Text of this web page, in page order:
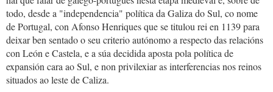
todo, desde a "independencia" política da Galiza do Sul, co nome
de Portugal, con Afonso Henriques que se titulou rei en 1139 para
deixar ben sentado o seu criterio autónomo a respecto das relacións
con León e Castela, e a súa decidida aposta pola política de
expansión cara ao Sul, e non privilexiar as interferencias nos reinos
situados ao leste de Caliza.